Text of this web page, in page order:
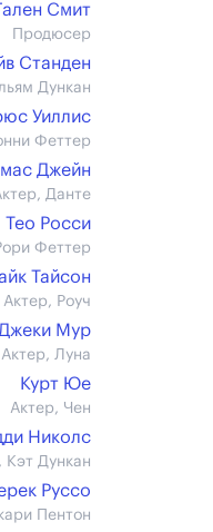
Смит
Продюсер
Станден
Дункан
Уиллис
Феттер
Джейн
Данте
Тео Росси
Феттер
Тайсон
Актер, Роуч
Мур
Актер, Луна
Курт Юе
Актер, Чен
Николс
Кэт Дункан
Руссо
Пентон